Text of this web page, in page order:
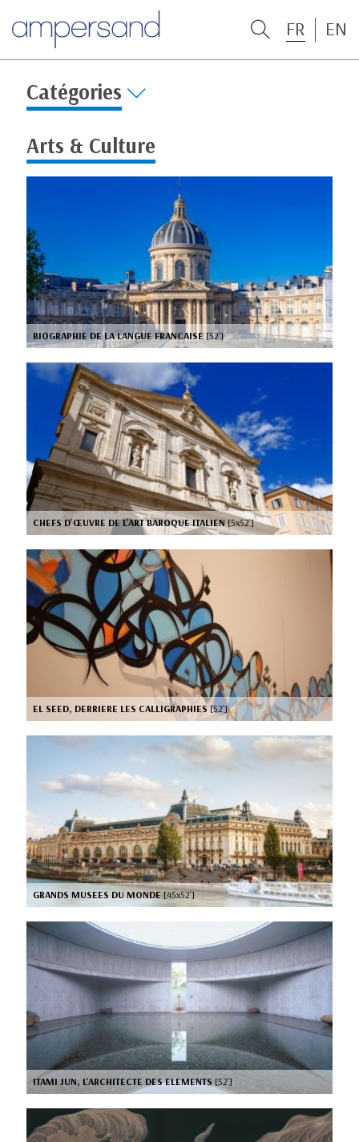
FR EN
Catégories
Arts & Culture
BIOGRAPHIE DE LA LANGUE FRANCAISE[52’]
CHEFS D'ŒUVRE DE L'ART BAROQUE ITALIEN [5x52’]
EL SEED, DERRIERE LES CALLIGRAPHIES [52’]
GRANDS MUSEES DU MONDE [45x52’]
ITAMI JUN, L'ARCHITECTE DES ELEMENTS [52’]